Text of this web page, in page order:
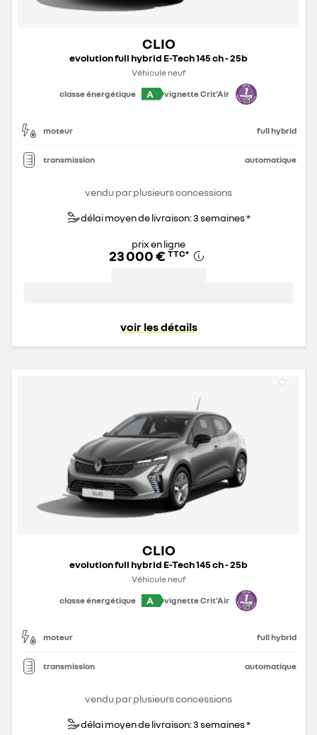
CLIO
evolution full hybrid E-Tech 145 ch - 25b
Véhicule neuf
classe énergétique
A vignette Crit'Air
moteur full hybrid
transmission automatique
vendu par plusieurs concessions
délai moyen de livraison: 3 semaines *
prix en ligne
23 000 € TTC*
voir les détails
CLIO
evolution full hybrid E-Tech 145 ch - 25b
Véhicule neuf
classe énergétique
A vignette Crit'Air
moteur full hybrid
transmission automatique
vendu par plusieurs concessions
délai moyen de livraison: 3 semaines *